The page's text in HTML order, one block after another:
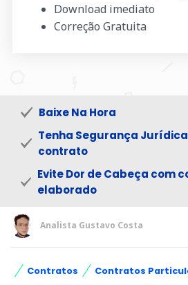
Download imediato
Correção Gratuita
Baixe Na Hora
Tenha Segurança
contrato
Evite Dor de Cabeça com
elaborado
Analista Gustavo Costa
Contratos Contratos